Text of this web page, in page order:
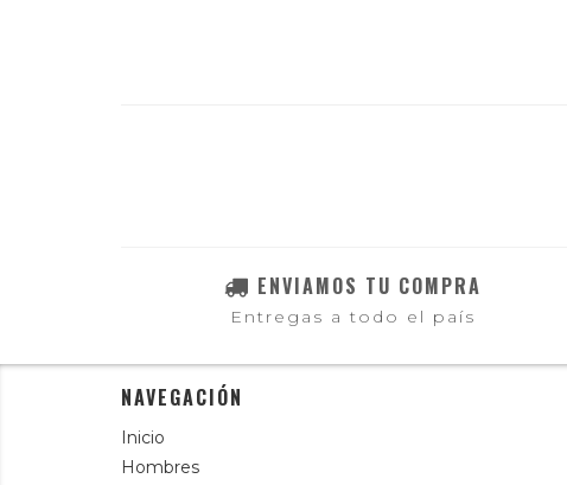
ENVIAMOS TU COMPRA
Entregas a todo el país
NAVEGACIÓN
Inicio
Hombres